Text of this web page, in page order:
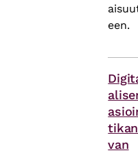
een.
van